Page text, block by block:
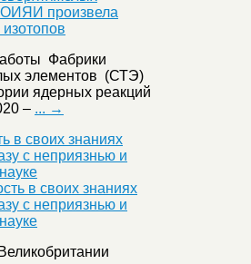
Фабрики
элементов (СТЭ)
ядерных реакций
– ... →
в своих знаниях
с неприязнью и